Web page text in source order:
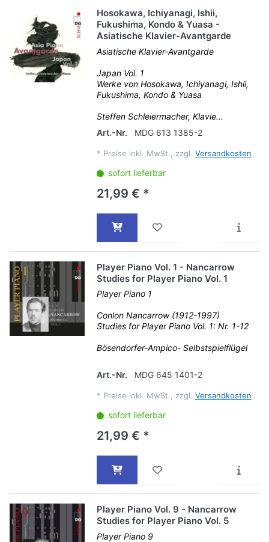
Hosokawa, Ichiyanagi, Ishii,
Fukushima, Kondo & Yuasa -
Asiatische Klavier-Avantgarde
Asiatische Klavier-Avantgarde
Japan Vol. 1
Werke von Hosokawa, Ichiyanagi, Ishii,
Fukushima, Kondo & Yuasa
Steffen Schleiermacher, Klavie...
Art.-Nr.
MDG 613 1385-2
* Preise inkl. MwSt., zzgl. Versandkosten
sofort lieferbar
21,99 € *
Player Piano Vol. 1 - Nancarrow
Studies for Player Piano Vol. 1
Player Piano 1
Conlon Nancarrow (1912-1997)
Studies for Player Piano Vol. 1: Nr. 1-12
Bösendorfer-Ampico- Selbstspielflügel
Art.-Nr. MDG 645 1401-2
* Preise inkl. MwSt., zzgl. Versandkosten
sofort lieferbar
21,99 € *
Player Piano Vol. 9 - Nancarrow
Studies for Player Piano Vol. 5
Player Piano 9